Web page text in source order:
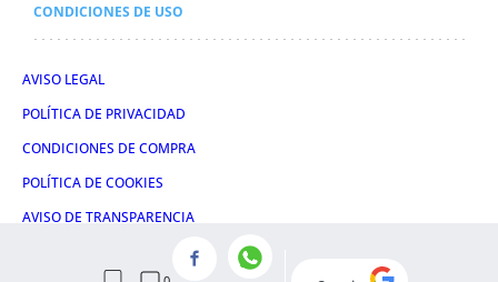
CONDICIONES DE USO
AVISO LEGAL
POLÍTICA DE PRIVACIDAD
CONDICIONES DE COMPRA
POLÍTICA DE COOKIES
AVISO DE TRANSPARENCIA